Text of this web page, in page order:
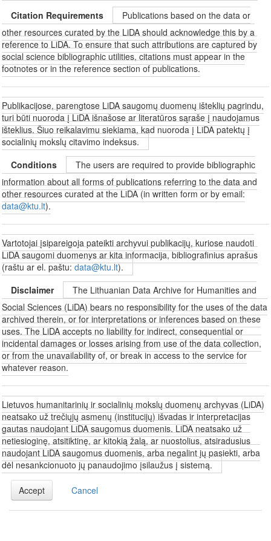
Citation Requirements
Publications based on the data or
other resources curated by the LiDA should acknowledge this by a
reference to LiDA. To ensure that such attributions are captured by
social science bibliographic utilities, citations must appear in the
footnotes or in the reference section of publications.
Publikacijose, parengtose LiDA saugomų duomenų išteklių pagrindu,
turi būti nuoroda į LiDA išnašose ar literatūros sąraše į naudojamus
išteklius. Šiuo reikalavimu siekiama, kad nuoroda į LiDA patektų į
socialinių mokslų citavimo indeksus.
Conditions
The users are required to provide bibliographic
information about all forms of publications referring to the data and
other resources curated at the LiDA (in written form or by email:
data@ktu.lt).
Vartotojai įsipareigoja pateikti archyvui publikacijų, kuriose naudoti
LiDA saugomi duomenys ar kita informacija, bibliografinius aprašus
(raštu ar el. paštu:data@ktu.lt).
Disclaimer
The Lithuanian Data Archive for Humanities and
Social Sciences (LiDA) bears no responsibility for the uses of the data
archived therein, or for interpretations or inferences based on these
uses. The LiDA accepts no liability for indirect, consequential or
incidental damages or losses arising from use of the data collection,
or from the unavailability of, or break in access to the service for
whatever reason.
Lietuvos humanitarinių ir socialinių mokslų duomenų archyvas (LiDA)
neatsako už trečiųjų asmenų (institucijų) išvadas ir interpretacijas
gautas naudojant LiDA saugomus duomenis. LiDA neatsako už
netiesioginę, atsitiktinę, ar kitokią žalą, ar nuostolius, atsiradusius
naudojant LiDA saugomus duomenis, arba negalint jų pasiekti, arba
dėl nesankcionuoto jų panaudojimo įsilaužus į sistemą.
Accept Cancel